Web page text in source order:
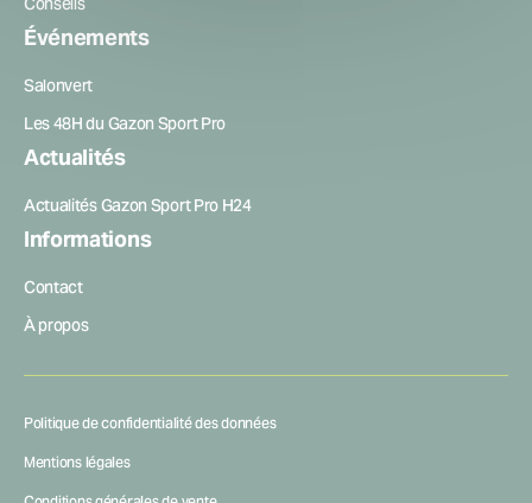
Événements
Salonvert
Les 48H du Gazon Sport Pro
Actualités
Actualités Gazon Sport Pro H24
Informations
Contact
À propos
Politique de confidentialité des données
Mentions légales